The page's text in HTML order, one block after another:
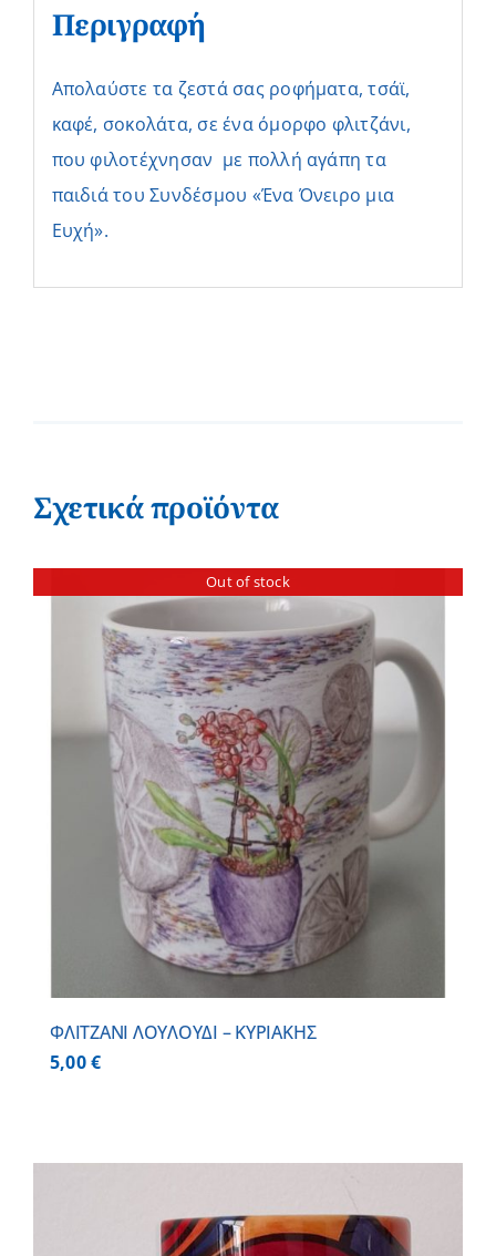
Περιγραφή
Απολαύστε τα ζεστά σας ροφήματα, τσάϊ,
καφέ, σοκολάτα, σε ένα όμορφο φλιτζάνι,
που φιλοτέχνησαν με πολλή αγάπη τα
παιδιά του Συνδέσμου «Ένα Όνειρο μια
Ευχή».
Σχετικά προϊόντα
Out of stock
ΦΛΙΤΖΑΝΙ ΛΟΥΛΟΥΔΙ – ΚΥΡΙΑΚΗΣ
5,00€